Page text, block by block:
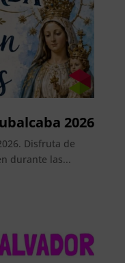
2026
Disfruta de
durante las...